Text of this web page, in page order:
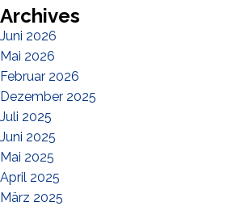
Archives
Juni 2026
Mai 2026
Februar 2026
Dezember 2025
Juli 2025
Juni 2025
Mai 2025
April 2025
März 2025